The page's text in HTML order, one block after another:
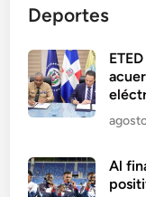
Deportes
Al